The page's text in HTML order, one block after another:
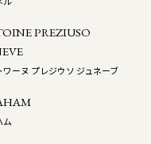
PREZIUSO
ワーヌ プレジウソ ジュネーブ
ム